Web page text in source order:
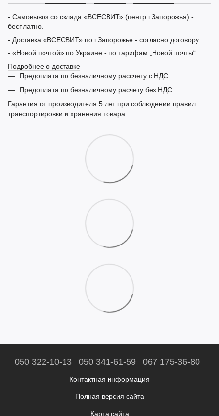
- Самовывоз со склада «ВСЕСВИТ» (центр г.Запорожья) -
бесплатно.
- Доставка «ВСЕСВИТ» по г.Запорожье - согласно договору
- «Новой почтой» по Украине - по тарифам „Новой почты“.
Подробнее о доставке
Предоплата по безналичному рассчету с НДС
Предоплата по безналичному расчету без НДС
Гарантия от производителя 5 лет при соблюдении правил
транспортировки и хранения товара
050 322-10-13 050 341-61-59 067 175-36-80
Контактная информация
Полная версия сайта
Карта сайта